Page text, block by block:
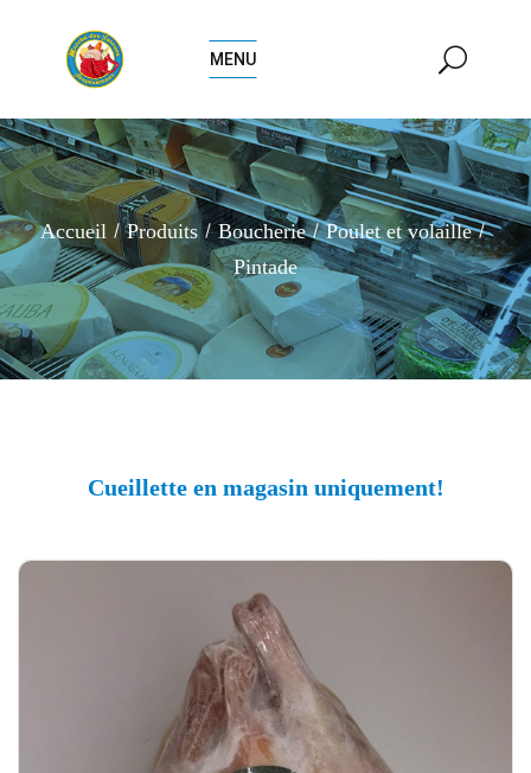
MENU
Accueil Produits Boucherie
Poulet et volaille
Pintade
Cueillette en magasin uniquement!